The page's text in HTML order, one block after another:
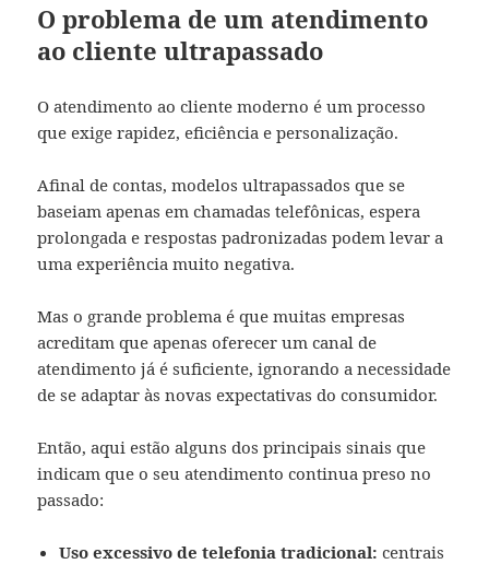
O problema de um atendimento
ao cliente ultrapassado
O atendimento ao cliente moderno é um processo
que exige rapidez, eficiência e personalização.
Afinal de contas, modelos ultrapassados que se
baseiam apenas em chamadas telefônicas, espera
prolongada e respostas padronizadas podem levar a
uma experiência muito negativa.
Mas o grande problema é que muitas empresas
acreditam que apenas oferecer um canal de
atendimento já é suficiente, ignorando a necessidade
de se adaptar às novas expectativas do consumidor.
Então, aqui estão alguns dos principais sinais que
indicam que o seu atendimento continua preso no
passado:
Uso excessivo de telefonia tradicional: centrais